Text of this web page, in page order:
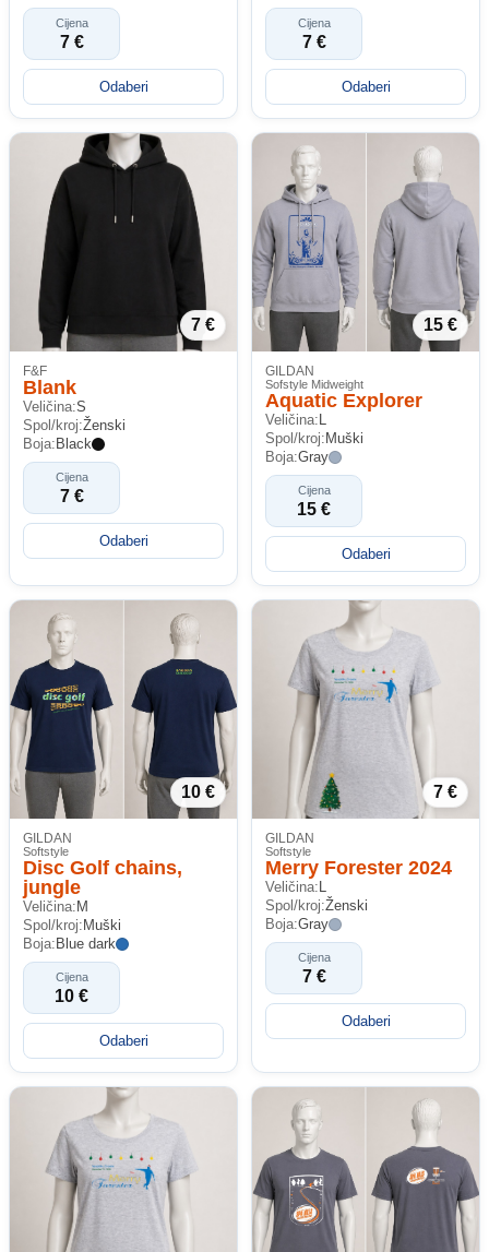
Cijena
7 €
Odaberi
Cijena
7 €
Odaberi
7 €
F&F
Blank
Veličina:S
Spol/kroj:Ženski
Boja: Black
Cijena
7 €
Odaberi
15 €
GILDAN
Sofstyle Midweight
Aquatic Explorer
Veličina: L
Spol/kroj: Muški
Boja:Gray
Cijena
15 €
Odaberi
10 €
GILDAN
Softstyle
Disc Golf chains,
jungle
Veličina: M
Spol/kroj: Muški
Boja: Blue dark
Cijena
10 €
Odaberi
7 €
GILDAN
Softstyle
Merry Forester 2024
Veličina: L
Spol/kroj:Ženski
Boja:Gray
Cijena
7 €
Odaberi